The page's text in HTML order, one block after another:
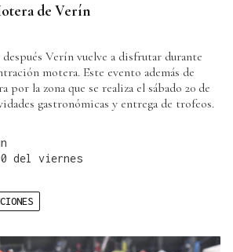
de Verín
Verín vuelve a disfrutar durante
motera. Este evento además de
por la zona que se realiza el sábado 20 de
gastronómicas y entrega de trofeos.
del viernes